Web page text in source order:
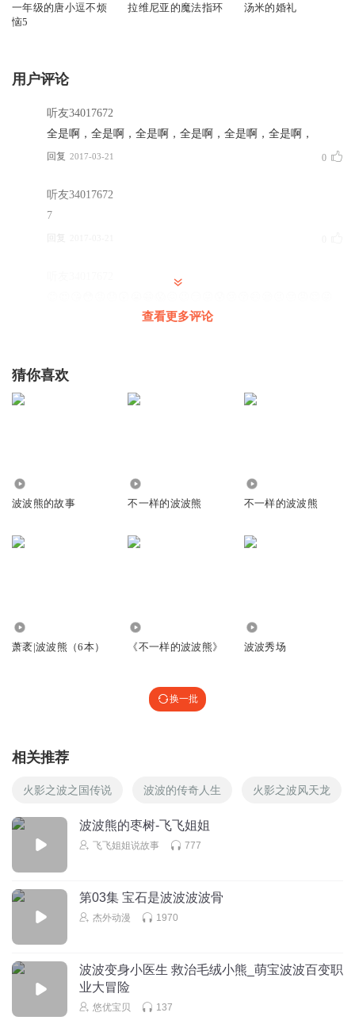
一年级的唐小逗不烦
恼5
拉维尼亚的魔法指环 汤米的婚礼
用户评论
听友34017672
全是啊，全是啊，全是啊，全是啊，全是啊，全是啊，
回复 2017-03-21 0
听友34017672
7
回复
😂😥😃😨😒😷😞👿👽👀👍👍👍👍👍👏🍟
听友34017672
我的魏国人的魏国人的魏国人的魏国人的魏国人的魏国人的
查看更多评论
猜你喜欢
波波熊的故事 不一样的波波熊 不一样的波波熊
萧袤|波波熊（6本） 《不一样的波波熊》 波波秀场
换一批
相关推荐
火影之波之国传说 波波的传奇人生 火影之波风天龙
波波熊的枣树-飞飞姐姐
飞飞姐姐说故事 777
第03集 宝石是波波波波骨
杰外动漫 1970
波波变身小医生 救治毛绒小熊_萌宝波波百变职
业大冒险
悠优宝贝 137